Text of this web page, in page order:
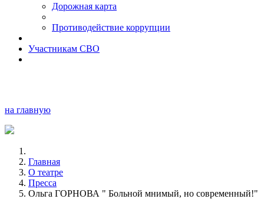
Дорожная карта
Противодействие коррупции
Участникам СВО
на главную
Главная
О театре
Пресса
Ольга ГОРНОВА " Больной мнимый, но современный!"